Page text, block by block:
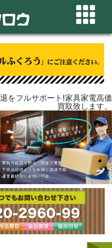
をフルサポート!家具家電高価
買取致します。